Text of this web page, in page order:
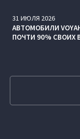
31 ИЮЛЯ 2026
АВТОМОБИЛИ
ПОЧТИ 90% СВОИХ